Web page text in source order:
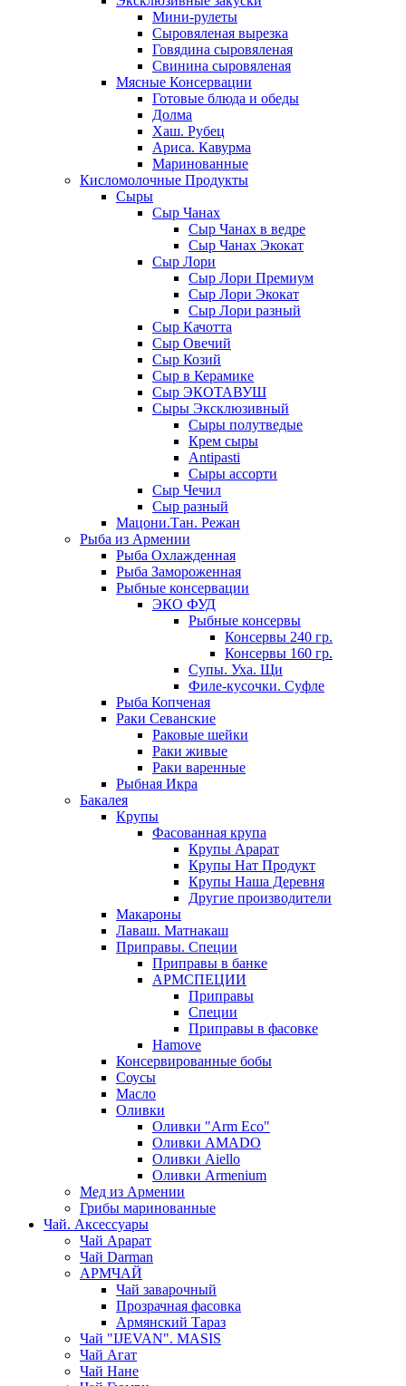
Мини-рулеты
Сыровяленая вырезка
Говядина сыровяленая
Свинина сыровяленая
Мясные Консервации
Готовые блюда и обеды
Долма
Хаш. Рубец
Ариса. Кавурма
Маринованные
Кисломолочные Продукты
Сыры
Сыр Чанах
Сыр Чанах в ведре
Сыр Чанах Экокат
Сыр Лори
Сыр Лори Премиум
Сыр Лори Экокат
Сыр Лори разный
Сыр Качотта
Сыр Овечий
Сыр Козий
Сыр в Керамике
Сыр ЭКОТАВУШ
Сыры Эксклюзивный
Сыры полутведые
Крем сыры
Antipasti
Сыры ассорти
Сыр Чечил
Сыр разный
Мацони.Тан. Режан
Рыба из Армении
Рыба Охлажденная
Рыба Замороженная
Рыбные консервации
ЭКО ФУД
Рыбные консервы
Консервы 240 гр.
Консервы 160 гр.
Супы. Уха. Щи
Филе-кусочки. Суфле
Рыба Копченая
Раки Севанские
Раковые шейки
Раки живые
Раки варенные
Рыбная Икра
Бакалея
Крупы
Фасованная крупа
Крупы Арарат
Крупы Нат Продукт
Крупы Наша Деревня
Другие производители
Макароны
Лаваш. Матнакаш
Приправы. Специи
Приправы в банке
АРМСПЕЦИИ
Приправы
Специи
Приправы в фасовке
Hamove
Консервированные бобы
Соусы
Масло
Оливки
Оливки "Arm Eco"
Оливки AMADO
Оливки Aiello
Оливки Armenium
Мед из Армении
Грибы маринованные
Чай. Аксессуары
Чай Арарат
Чай Darman
АРМЧАЙ
Чай заварочный
Прозрачная фасовка
Армянский Тараз
Чай "IJEVAN". MASIS
Чай Агат
Чай Нане